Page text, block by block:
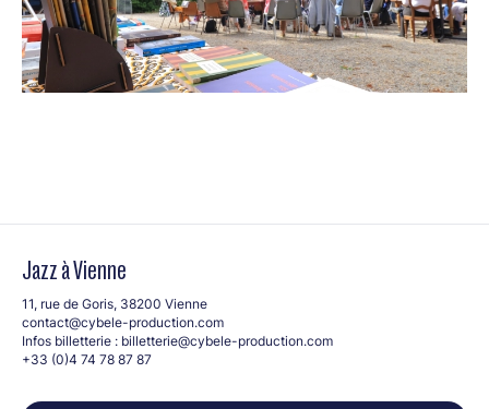
Jazz à Vienne
11, rue de Goris, 38200 Vienne
contact@cybele-production.com
Infos billetterie : billetterie@cybele-production.com
+33 (0)4 74 78 87 87